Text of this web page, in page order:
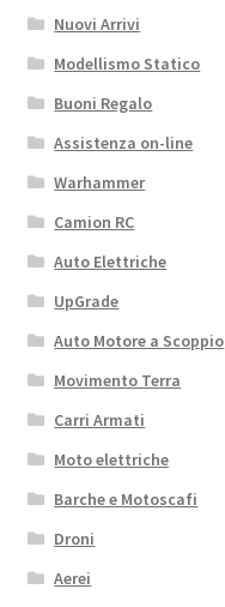
Nuovi Arrivi
Modellismo Statico
Buoni Regalo
Assistenza on-line
Warhammer
Camion RC
Auto Elettriche
UpGrade
Auto Motore a Scoppio
Movimento Terra
Carri Armati
Moto elettriche
Barche e Motoscafi
Droni
Aerei